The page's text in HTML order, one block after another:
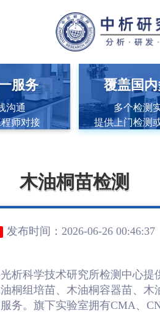
服务
沟通
师对接
覆盖国
多个检测
提供上门检测
木油桐苗检测
发布时间：2026-06-26
析科学技术研究所检测中心
桐组培苗、木油桐容器苗、
务。旗下实验室拥有CMA、